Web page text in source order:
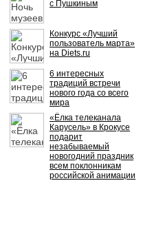
с Пушкиным
Конкурс «Лучший
пользователь марта»
на Diets.ru
6 интересных
традиций встречи
нового года со всего
мира
«Ёлка телеканала
Карусель» в Крокусе
подарит
незабываемый
новогодний праздник
всем поклонникам
российской анимации